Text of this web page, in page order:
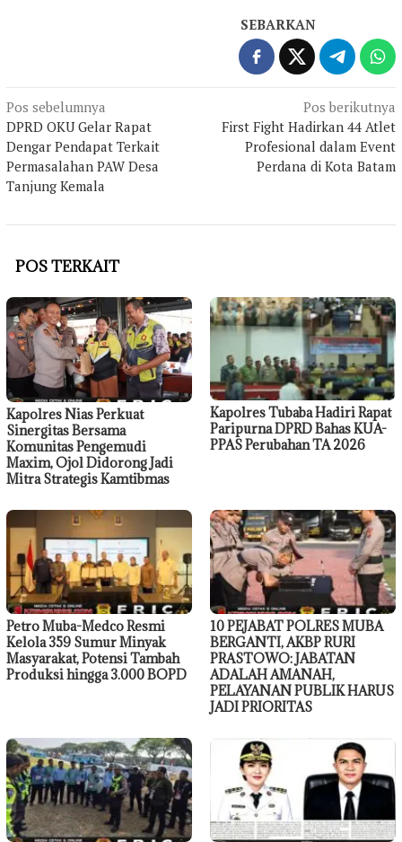
SEBARKAN
Navigasi
pos
Pos sebelumnya
DPRD OKU Gelar Rapat
Dengar Pendapat Terkait
Permasalahan PAW Desa
Tanjung Kemala
Pos berikutnya
First Fight Hadirkan 44 Atlet
Profesional dalam Event
Perdana di Kota Batam
POS TERKAIT
Kapolres Nias Perkuat
Sinergitas Bersama
Komunitas Pengemudi
Maxim, Ojol Didorong Jadi
Mitra Strategis Kamtibmas
Kapolres Tubaba Hadiri Rapat
Paripurna DPRD Bahas KUA-
PPAS Perubahan TA 2026
Petro Muba-Medco Resmi
Kelola 359 Sumur Minyak
Masyarakat, Potensi Tambah
Produksi hingga 3.000 BOPD
10 PEJABAT POLRES MUBA
BERGANTI, AKBP RURI
PRASTOWO: JABATAN
ADALAH AMANAH,
PELAYANAN PUBLIK HARUS
JADI PRIORITAS